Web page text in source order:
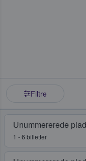
Filtre
Unummererede
1 - 6 billetter